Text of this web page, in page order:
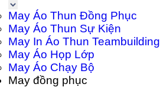
May Áo Thun Đồng Phục
May Áo Thun Sự Kiện
May In Áo Thun Teambuilding
May Áo Họp Lớp
May Áo Chạy Bộ
May đồng phục